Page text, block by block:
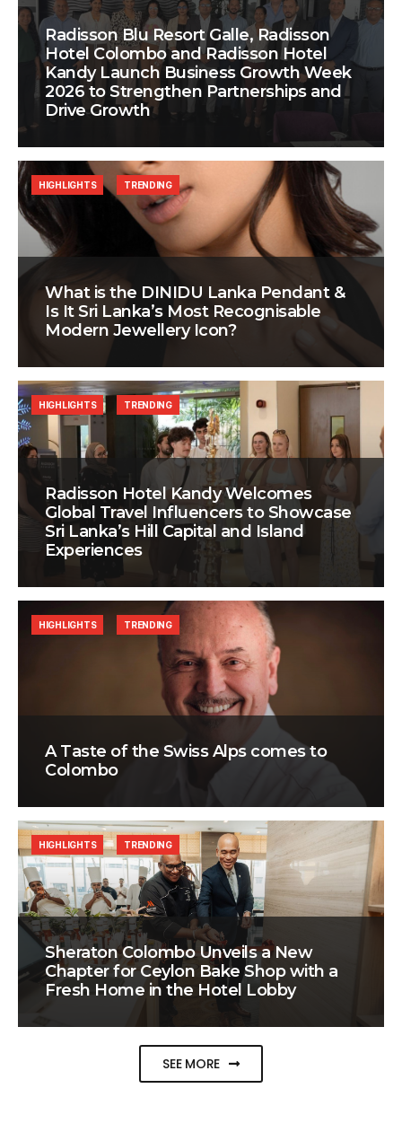
Radisson Blu Resort Galle, Radisson
Hotel Colombo and Radisson Hotel
Kandy Launch Business Growth Week
2026 to Strengthen Partnerships and
Drive Growth
What is the DINIDU Lanka Pendant &
Is It Sri Lanka’s Most Recognisable
Modern Jewellery Icon?
HIGHLIGHTS TRENDING
Radisson Hotel Kandy Welcomes
Global Travel Influencers to Showcase
Sri Lanka’s Hill Capital and Island
Experiences
HIGHLIGHTS TRENDING
A Taste of the Swiss Alps comes to
Colombo
HIGHLIGHTS TRENDING
Sheraton Colombo Unveils a New
Chapter for Ceylon Bake Shop with a
Fresh Home in the Hotel Lobby
HIGHLIGHTS TRENDING
SEE MORE